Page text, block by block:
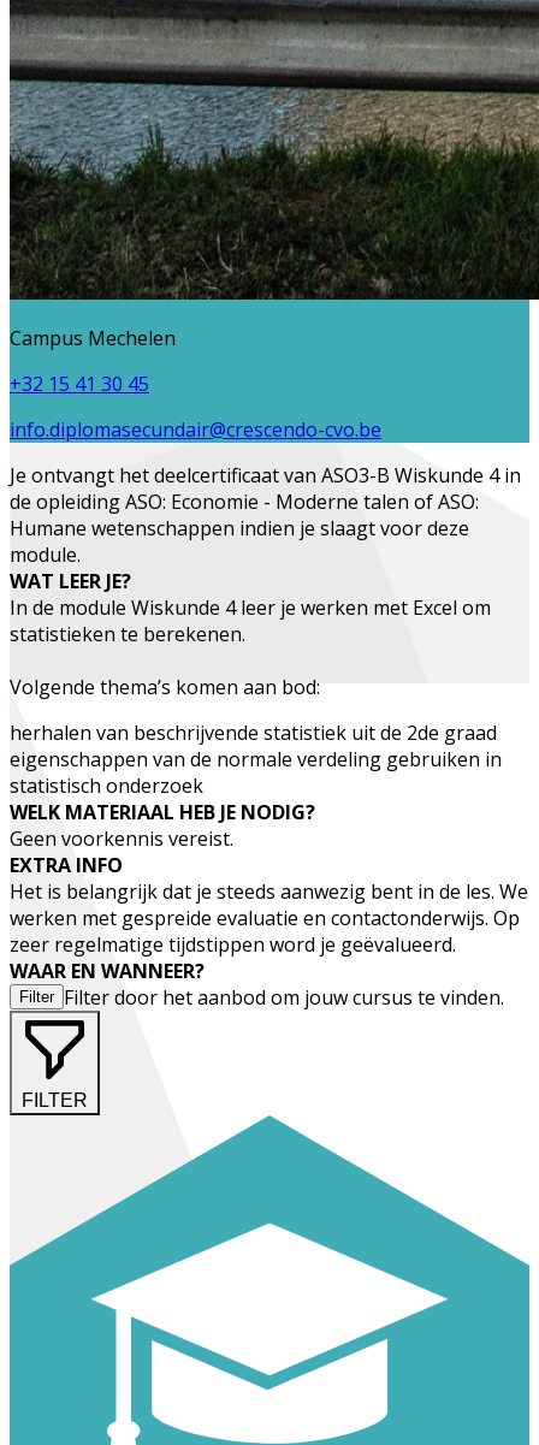
Campus Mechelen
+32 15 41 30 45
info.diplomasecundair@crescendo-cvo.be
Je ontvangt het deelcertificaat van ASO3-B Wiskunde 4in
de opleidingASO: Economie - Moderne talen ofASO:
Humane wetenschappen indien je slaagt voor deze
module.
WAT LEER JE?
In de module Wiskunde 4 leer je werken met Excel om
statistieken te berekenen.
Volgende thema’s komen aan bod:
herhalen van beschrijvende statistiek uit de 2de graad
eigenschappen van de normale verdeling gebruiken in
statistisch onderzoek
WELK MATERIAAL HEB JE NODIG?
Geen voorkennis vereist.
EXTRA INFO
Het is belangrijk dat je steeds aanwezig bent in de les. We
werken met gespreide evaluatie en contactonderwijs. Op
zeer regelmatige tijdstippen word je geëvalueerd.
WAAR EN WANNEER?
Filter Filter door het aanbod om jouw cursus te vinden.
FILTER